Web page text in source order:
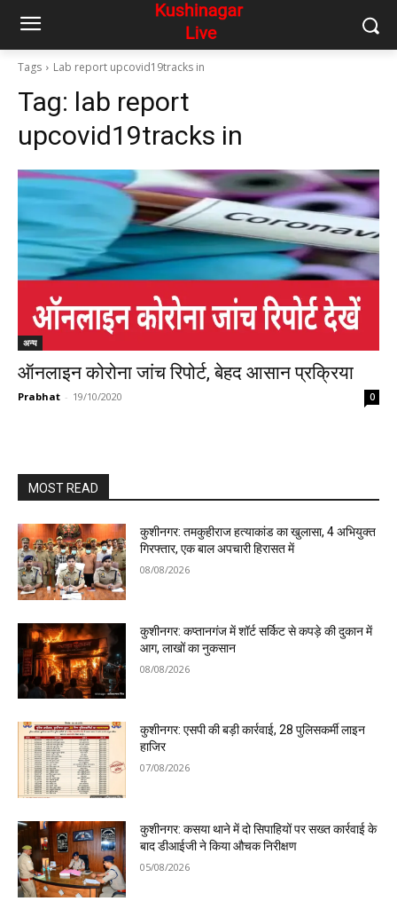
Tags Lab report upcovid19tracks in
Tag: lab report
upcovid19tracks in
अन्य
ऑनलाइन कोरोना जांच रिपोर्ट, बेहद आसान प्रक्रिया
Prabhat - 19/10/2020 0
MOST READ
कुशीनगर: तमकुहीराज हत्याकांड का खुलासा, 4 अभियुक्त
गिरफ्तार, एक बाल अपचारी हिरासत में
08/08/2026
कुशीनगर: कप्तानगंज में शॉर्ट सर्किट से कपड़े की दुकान में
आग, लाखों का नुकसान
08/08/2026
कुशीनगर: एसपी की बड़ी कार्रवाई, 28 पुलिसकर्मी लाइन
हाजिर
07/08/2026
कुशीनगर: कसया थाने में दो सिपाहियों पर सख्त कार्रवाई के
बाद डीआईजी ने किया औचक निरीक्षण
05/08/2026